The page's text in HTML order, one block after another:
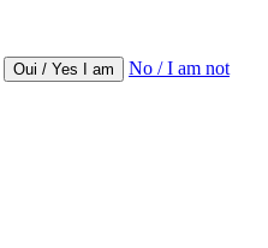
No / I am not